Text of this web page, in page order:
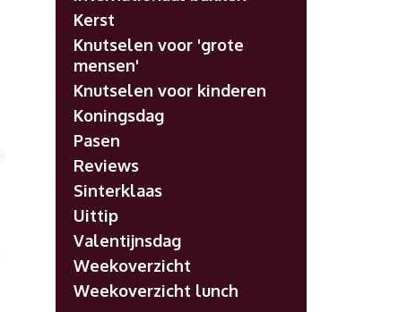
Kerst
Knutselen voor 'grote
mensen'
Knutselen voor kinderen
Koningsdag
Pasen
Reviews
Sinterklaas
Uittip
Valentijnsdag
Weekoverzicht
Weekoverzicht lunch